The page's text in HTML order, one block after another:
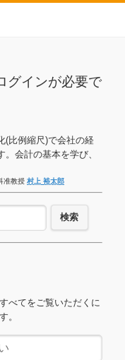
グインが必要で
(比例縮尺)で会社の経
会計の基本を学び、
准教授 村上 裕太郎
検索
べてをご覧いただくに
。